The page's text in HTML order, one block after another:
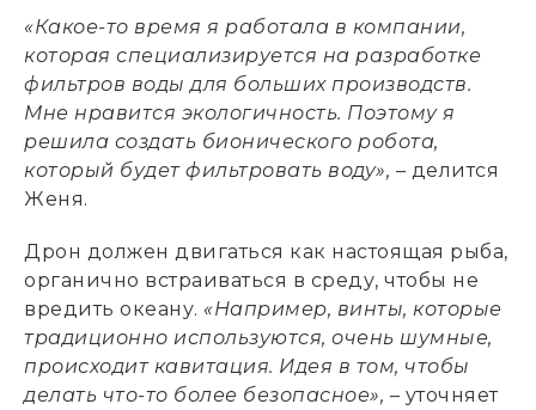
«Какое-то время я работала в компании,
которая специализируется на разработке
фильтров воды для больших производств.
Мне нравится экологичность. Поэтому я
решила создать бионического робота,
который будет фильтровать воду», – делится
Женя.
Дрон должен двигаться как настоящая рыба,
органично встраиваться в среду, чтобы не
вредить океану. «Например, винты, которые
традиционно используются, очень шумные,
происходит кавитация. Идея в том, чтобы
делать что-то более безопасное», – уточняет